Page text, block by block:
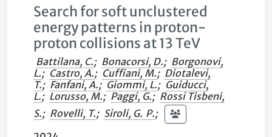
Search for soft unclustered
energy patterns in proton-
proton collisions at 13 TeV
Battilana, C.; Bonacorsi, D.; Borgonovi,
L.; Castro, A.; Cuffiani, M.; Diotalevi,
T.; Fanfani, A.; Giommi, L.; Guiducci,
L.; Lorusso, M.; Paggi, G.; Rossi Tisbeni,
S.; Rovelli, T.; Siroli, G. P.;